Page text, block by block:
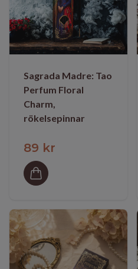
Sagrada Madre: Tao
Perfum Floral
Charm,
rökelsepinnar
89 kr